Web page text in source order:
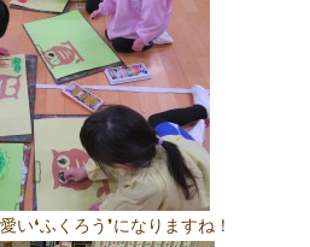
い❛ふくろう❜になりますね！